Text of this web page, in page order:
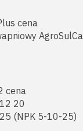
cena
AgroSulCa
cena
20
(NPK 5-10-25)